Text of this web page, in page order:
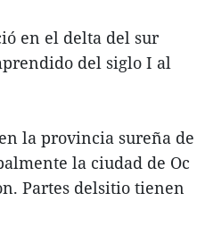
en el delta del sur
del siglo I al
la provincia sureña de
la ciudad de Oc
Partes delsitio tienen